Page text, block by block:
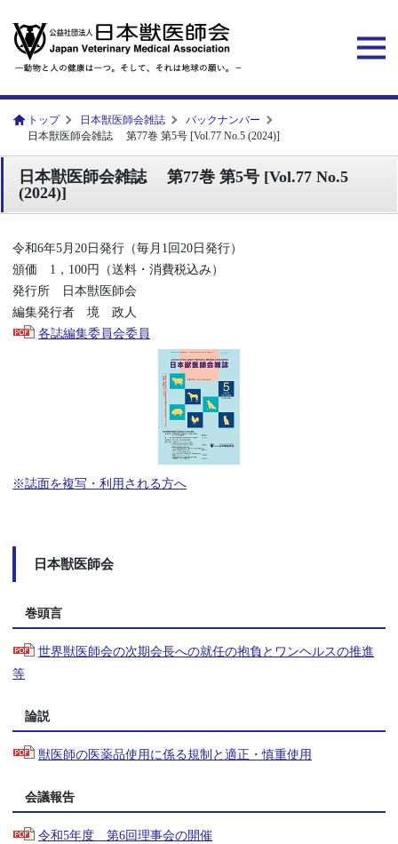
トップ 日本獣医師会雑誌
バックナンバー
日本獣医師会雑誌 第77巻 第5号 [Vol.77 No.5 (2024)]
日本獣医師会雑誌 第77巻 第5号 [Vol.77 No.5
(2024)]
令和6年5月20日発行（毎月1回20日発行）
頒価 1，100円（送料・消費税込み）
発行所 日本獣医師会
編集発行者 境 政人
各誌編集委員会委員
※誌面を複写・利用される方へ
日本獣医師会
巻頭言
世界獣医師会の次期会長への就任の抱負とワンヘルスの推進
等
論説
獣医師の医薬品使用に係る規制と適正・慎重使用
会議報告
令和5年度 第6回理事会の開催